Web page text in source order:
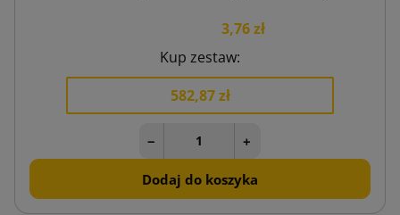
3,76 zł
Kup zestaw:
582,87 zł
− +
Dodaj do koszyka